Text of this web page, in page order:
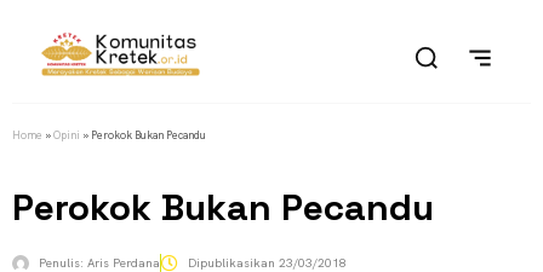
Home »Opini » Perokok Bukan Pecandu
Perokok Bukan Pecandu
Penulis: Aris Perdana Dipublikasikan 23/03/2018